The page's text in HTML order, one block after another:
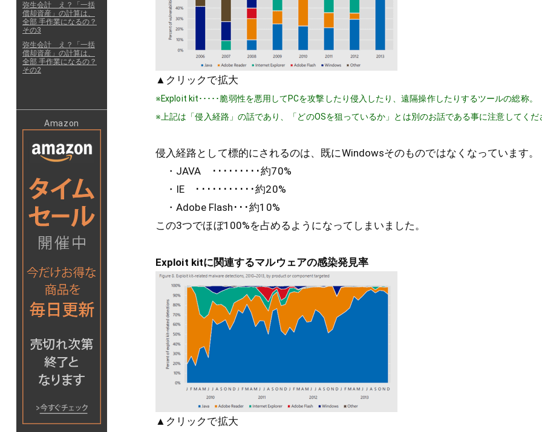
▲クリックで拡大
※Exploit kit･････脆弱性を悪用してPCを攻撃したり侵入したり、遠隔操作したりするツールの総称。
※上記は「侵入経路」の話であり、「どのOSを狙っているか」とは別のお話である事に注意してくだ
侵入経路として標的にされるのは、既にWindowsそのものではなくなっています。
・JAVA ･････････約70%
・IE ･･･････････約20%
・Adobe Flash･･･約10%
この3つでほぼ100%を占めるようになってしまいました。
Exploit kitに関連するマルウェアの感染発見率
▲クリックで拡大
弥生会計 え？「一括
償却資産」の計算は、
全部 手作業になるの？
その3
弥生会計 え？「一括
償却資産」の計算は、
全部 手作業になるの？
その2
Amazon